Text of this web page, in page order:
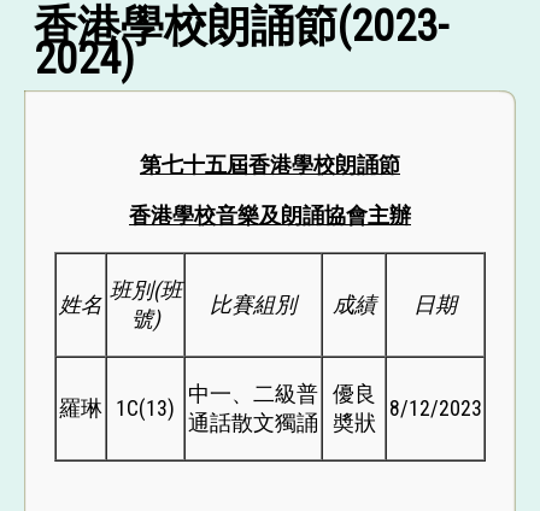
香港學校朗誦節(2023-
2024)
第七十五屆香港學校朗誦節
香港學校音樂及朗誦協會主辦
姓名
班別(班
號)
比賽組別 成績 日期
羅琳 1C(13)
中一、二級普
通話散文獨誦
優良
奬狀
8/12/2023